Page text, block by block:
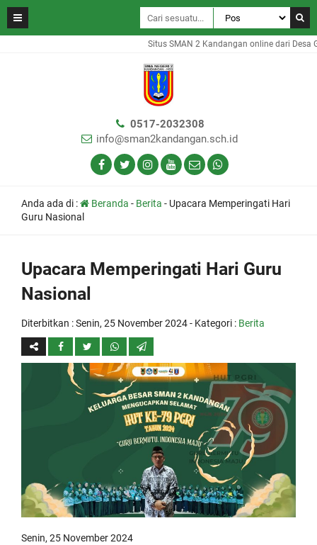
Situs SMAN 2 Kandangan online dari Desa
0517-2032308
info@sman2kandangan.sch.id
Anda ada di : Beranda - Berita - Upacara Memperingati Hari
Guru Nasional
Upacara Memperingati Hari Guru
Nasional
Diterbitkan :Senin, 25 November 2024- Kategori : Berita
Senin, 25 November 2024